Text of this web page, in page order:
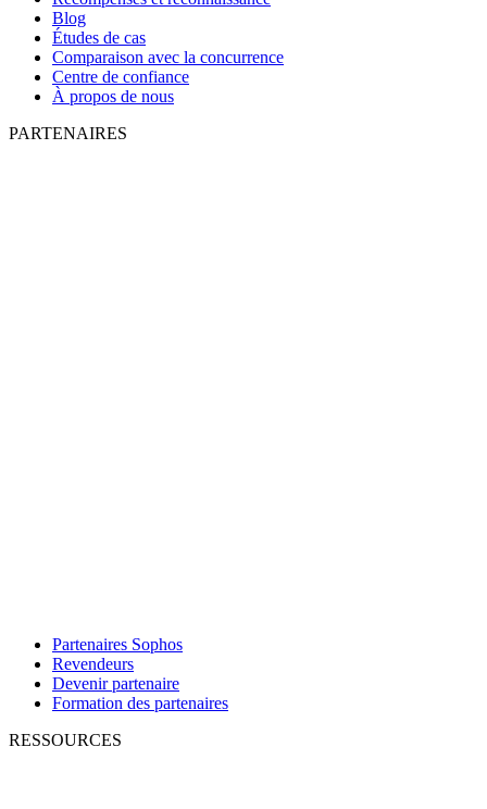
Blog
Études de cas
Comparaison avec la concurrence
Centre de confiance
À propos de nous
PARTENAIRES
Partenaires Sophos
Revendeurs
Devenir partenaire
Formation des partenaires
RESSOURCES